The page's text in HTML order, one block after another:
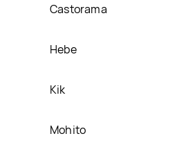
Castorama
Hebe
Kik
Mohito